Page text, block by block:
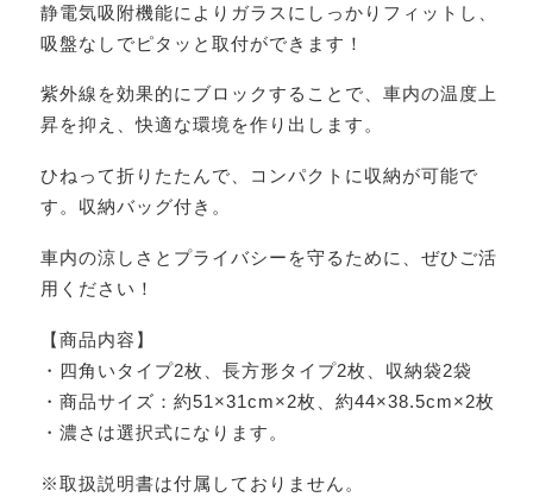
静電気吸附機能によりガラスにしっかりフィットし、
吸盤なしでピタッと取付ができます！
紫外線を効果的にブロックすることで、車内の温度上
昇を抑え、快適な環境を作り出します。
ひねって折りたたんで、コンパクトに収納が可能で
す。収納バッグ付き。
車内の涼しさとプライバシーを守るために、ぜひご活
用ください！
【商品内容】
・四角いタイプ2枚、長方形タイプ2枚、収納袋2袋
・商品サイズ：約51×31cm×2枚、約44×38.5cm×2枚
・濃さは選択式になります。
※取扱説明書は付属しておりません。